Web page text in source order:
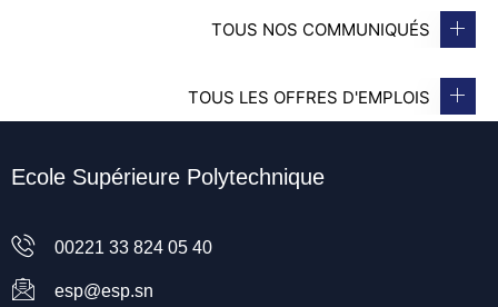
TOUS NOS COMMUNIQUÉS
TOUS LES OFFRES D'EMPLOIS
Ecole Supérieure Polytechnique
00221 33 824 05 40
esp@esp.sn